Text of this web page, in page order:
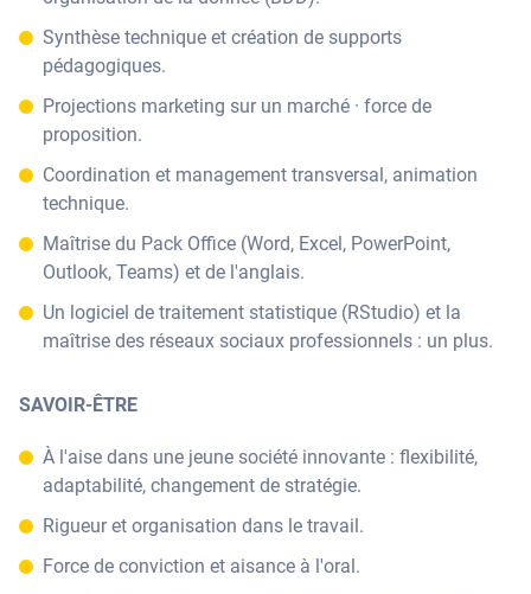
Synthèse technique et création de supports
pédagogiques.
Projections marketing sur un marché · force de
proposition.
Coordination et management transversal, animation
technique.
Maîtrise du Pack Office (Word, Excel, PowerPoint,
Outlook, Teams) et de l'anglais.
Un logiciel de traitement statistique (RStudio) et la
maîtrise des réseaux sociaux professionnels : un plus.
SAVOIR-ÊTRE
À l'aise dans une jeune société innovante : flexibilité,
adaptabilité, changement de stratégie.
Rigueur et organisation dans le travail.
Force de conviction et aisance à l'oral.